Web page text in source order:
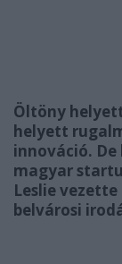
Öltöny
helyett
innováció.
magyar
Leslie
belvárosi